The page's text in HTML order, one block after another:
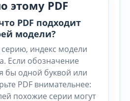
этому PDF
PDF подходит
модели?
индекс модели
Если обозначение
бы одной буквой или
PDF внимательнее:
похожие серии могут